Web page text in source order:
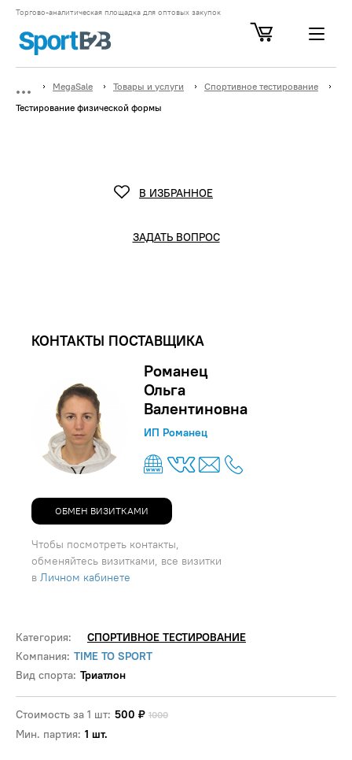
Торгово-аналитическая площадка для оптовых закупок
MegaSale Товары и услуги
Спортивное тестирование
Тестирование физической формы
В ИЗБРАННОЕ
ЗАДАТЬ ВОПРОС
Категория:
СПОРТИВНОЕ ТЕСТИРОВАНИЕ
Компания: TIME TO SPORT
Вид спорта: Триатлон
Стоимость за 1 шт: 500 ₽ 1000
Мин. партия: 1 шт.
КОНТАКТЫ ПОСТАВЩИКА
Романец
Ольга
Валентиновна
ИП Романец
ОБМЕН ВИЗИТКАМИ
Чтобы посмотреть контакты,
обменяйтесь визитками, все визитки
в Личном кабинете